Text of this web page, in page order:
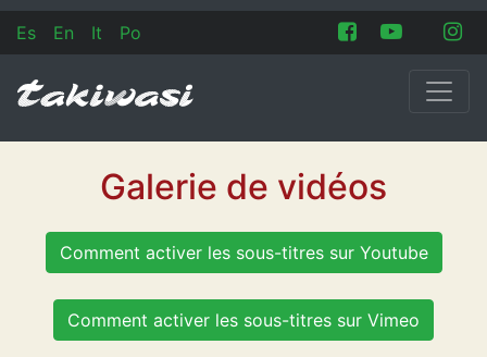
Es En It Po
Galerie de vidéos
Comment activer les sous-titres sur Youtube
Comment activer les sous-titres sur Vimeo